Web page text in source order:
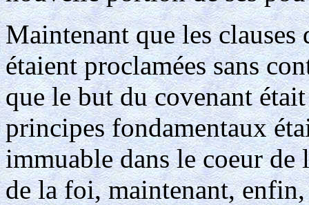
Maintenant que les
étaient proclamées sans
que le but du covenant
principes fondamentaux
immuable dans le coeur de
de la foi, maintenant, enfin,